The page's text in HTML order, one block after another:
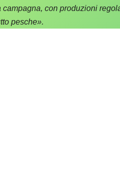
con produzioni
pesche».